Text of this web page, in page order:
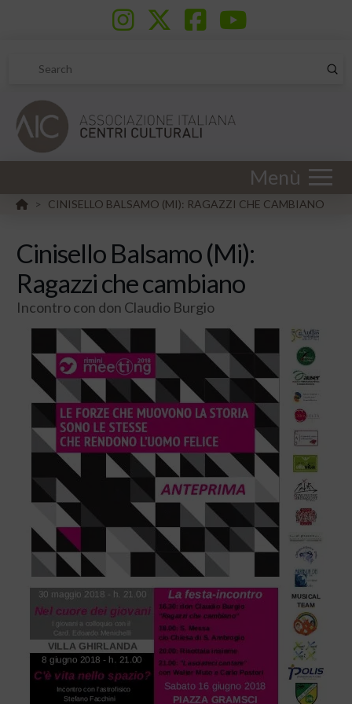
Search
Menù
HOME
> CINISELLO BALSAMO (MI): RAGAZZI CHE CAMBIANO
Cinisello Balsamo (Mi):
Ragazzi che cambiano
Incontro con don Claudio Burgio